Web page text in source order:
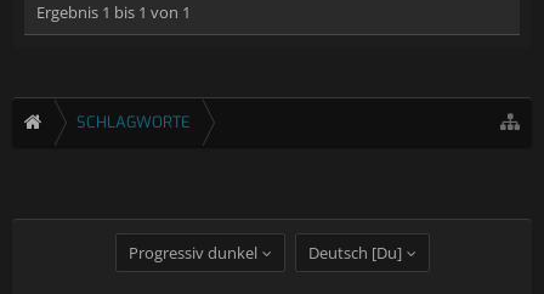
Ergebnis 1 bis 1 von 1
SCHLAGWORTE
Progressiv dunkel Deutsch [Du]